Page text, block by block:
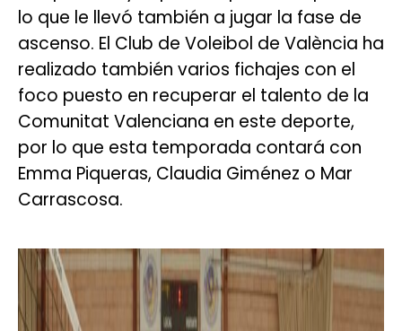
lo que le llevó también a jugar la fase de
ascenso. El Club de Voleibol de València ha
realizado también varios fichajes con el
foco puesto en recuperar el talento de la
Comunitat Valenciana en este deporte,
por lo que esta temporada contará con
Emma Piqueras, Claudia Giménez o Mar
Carrascosa.